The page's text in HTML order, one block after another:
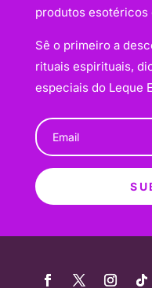
produtos esotéricos
Sê o primeiro a
rituais espirituais,
especiais do Leque